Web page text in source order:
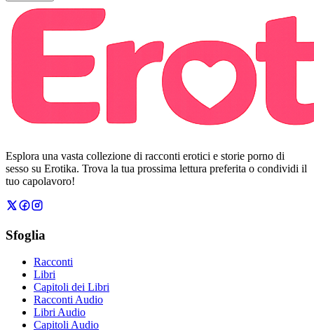
Esplora una vasta collezione di racconti erotici e storie porno di
sesso su Erotika. Trova la tua prossima lettura preferita o condividi il
tuo capolavoro!
Sfoglia
Racconti
Libri
Capitoli dei Libri
Racconti Audio
Libri Audio
Capitoli Audio